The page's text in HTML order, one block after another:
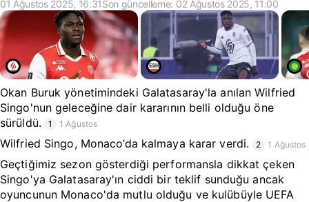
01 Ağustos 2025, 16:31Son güncelleme: 02 Ağustos 2025, 11:00
Okan Buruk yönetimindeki Galatasaray'la anılan Wilfried
Singo'nun geleceğine dair kararının belli olduğu öne
sürüldü.
1 1 Ağustos
Wilfried Singo, Monaco’da kalmaya karar verdi. 2 1 Ağustos
Geçtiğimiz sezon gösterdiği performansla dikkat çeken
Singo'ya Galatasaray'ın ciddi bir teklif sunduğu ancak
oyuncunun Monaco'da mutlu olduğu ve kulübüyle UEFA